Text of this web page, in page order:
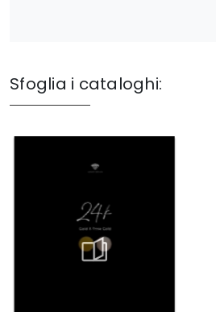
Sfoglia i cataloghi: